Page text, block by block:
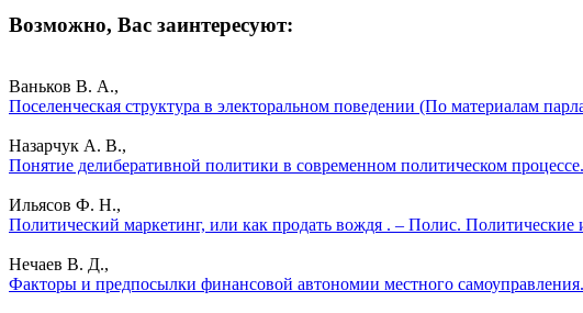
Возможно, Вас заинтересуют:
Ваньков В. А.,
Поселенческая структура в электоральном поведении (По материалам
Назарчук А. В.,
Понятие делиберативной политики в современном политическом
Ильясов Ф. Н.,
Политический маркетинг, или как продать вождя . – Полис. Политические
Нечаев В. Д.,
Факторы и предпосылки финансовой автономии местного